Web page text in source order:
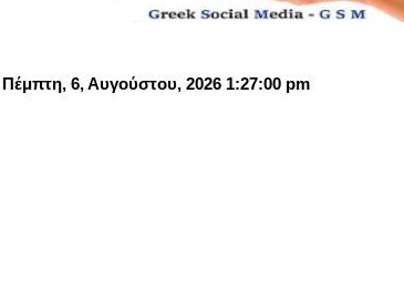
Πέμπτη, 6, Αυγούστου, 2026 1:27:02 pm